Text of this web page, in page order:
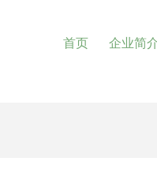
首页 企业简